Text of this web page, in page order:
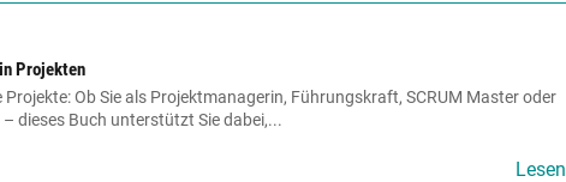
Projekten
Projekte: Ob Sie als Projektmanagerin, Führungskraft, SCRUM Master oder
dieses Buch unterstützt Sie dabei,...
Lesen